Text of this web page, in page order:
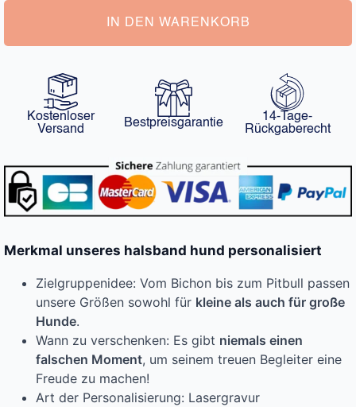
IN DEN WARENKORB
Kostenloser
Versand
Bestpreisgarantie
14-Tage-
Rückgaberecht
Merkmal unseres halsband hund personalisiert
Zielgruppenidee: Vom Bichon bis zum Pitbull passen
unsere Größen sowohl für kleine als auch für große
Hunde.
Wann zu verschenken: Es gibt niemals einen
falschen Moment, um seinem treuen Begleiter eine
Freude zu machen!
Art der Personalisierung: Lasergravur